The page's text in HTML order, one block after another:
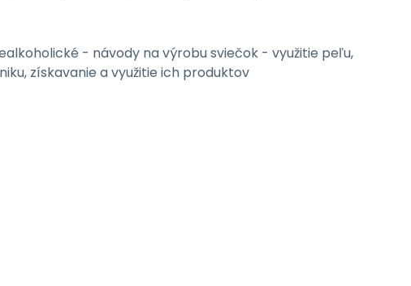
- návody na výrobu sviečok - využitie peľu,
získavanie a využitie ich produktov